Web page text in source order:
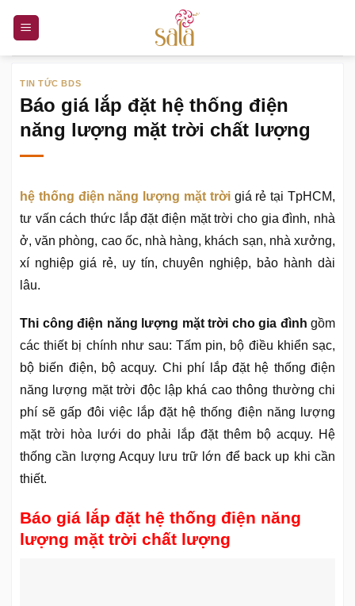
nội
TIN TỨC BDS
Báo giá lắp đặt hệ thống điện
năng lượng mặt trời chất lượng
hệ thống điện năng lượng mặt trờigiá rẻ tại TpHCM,
tư vấn cách thức lắp đặt điện mặt trời cho gia đình, nhà
ở, văn phòng, cao ốc, nhà hàng, khách sạn, nhà xưởng,
xí nghiệp giá rẻ, uy tín, chuyên nghiệp, bảo hành dài
lâu.
Thi công điện năng lượng mặt trời cho gia đình gồm
các thiết bị chính như sau: Tấm pin, bộ điều khiển sạc,
bộ biến điện, bộ acquy. Chi phí lắp đặt hệ thống điện
năng lượng mặt trời độc lập khá cao thông thường chi
phí sẽ gấp đôi việc lắp đặt hệ thống điện năng lượng
mặt trời hòa lưới do phải lắp đặt thêm bộ acquy. Hệ
thống cần lượng Acquy lưu trữ lớn để back up khi cần
thiết.
Báo giá lắp đặt hệ thống điện năng
lượng mặt trời chất lượng